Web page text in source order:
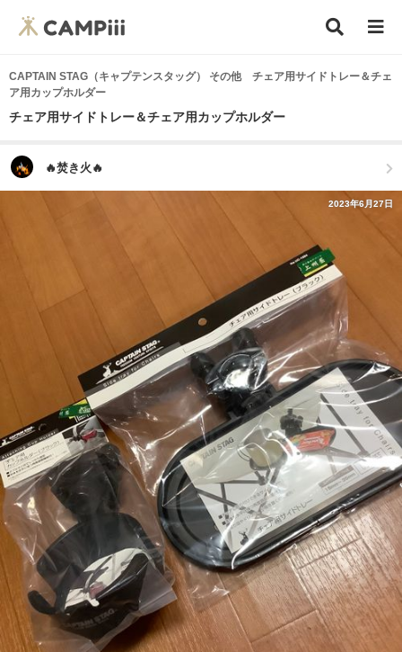
CAPTAIN STAG（キャプテンスタッグ） その他 チェア用サイドトレー＆チェ
ア用カップホルダー
チェア用サイドトレー＆チェア用カップホルダー
🔥焚き火🔥
2023年6月27日